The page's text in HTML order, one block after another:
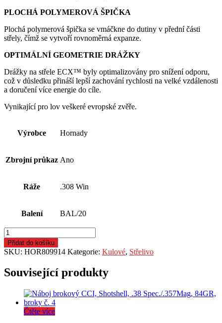
PLOCHÁ POLYMEROVÁ ŠPIČKA
Plochá polymerová špička se vmáčkne do dutiny v přední části
střely, čímž se vytvoří rovnoměrná expanze.
OPTIMÁLNÍ GEOMETRIE DRÁŽKY
Drážky na střele ECX™ byly optimalizovány pro snížení odporu,
což v důsledku přináší lepší zachování rychlosti na velké vzdálenosti
a doručení více energie do cíle.
Vynikající pro lov veškeré evropské zvěře.
Výrobce Hornady
Zbrojní průkaz Ano
Ráže .308 Win
Balení BAL/20
Náboj
kulový
Hornady,
.308
Win.,
(10,6g),
ECX
množství
Přidat do košíku
SKU: HOR809914 Kategorie: Kulové, Střelivo
Související produkty
Čtěte více